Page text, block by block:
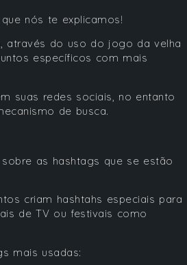
nós te explicamos!
através do uso do jogo da velha
específicos com mais
suas redes sociais, no entanto
de busca.
as hashtags que se estão
criam hashtahs especiais para
de TV ou festivais como
mais usadas: